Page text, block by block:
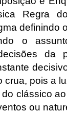
Regra
definindo
o
da
crua, pois a
clássico
ou